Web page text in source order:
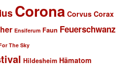
Corona Corvus Corax
Ensiferum Faun Feuerschwanz
The Sky
Hildesheim Hämatom